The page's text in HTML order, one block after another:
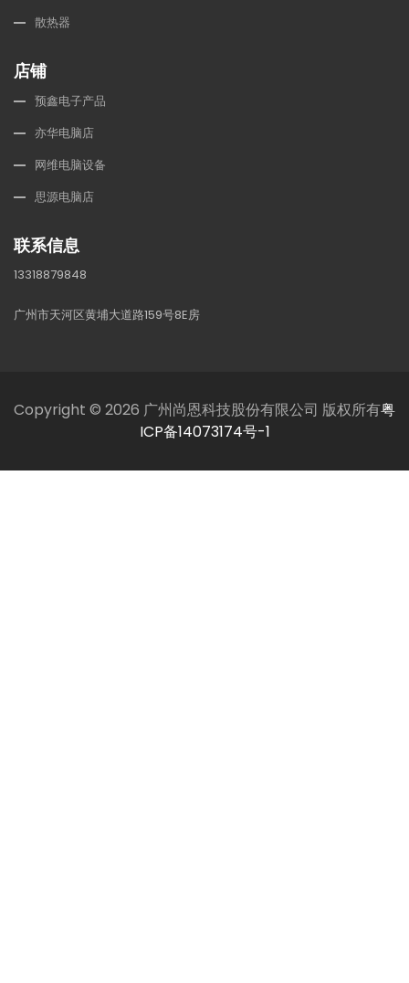
散热器
店铺
预鑫电子产品
亦华电脑店
网维电脑设备
思源电脑店
联系信息
13318879848
广州市天河区黄埔大道路159号8E房
Copyright © 2026 广州尚恩科技股份有限公司 版权所有粤
ICP备14073174号-1